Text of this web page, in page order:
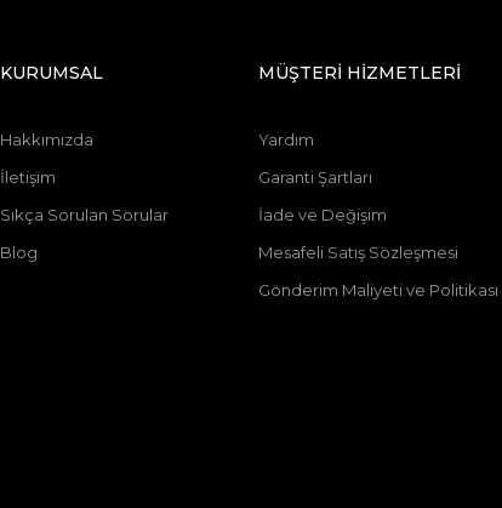
KURUMSAL
Hakkımızda
İletişim
Sıkça Sorulan Sorular
Blog
MÜŞTERİ HİZMETLERİ
Yardım
Garanti Şartları
İade ve Değişim
Mesafeli Satış Sözleşmesi
Gönderim Maliyeti ve Politikası